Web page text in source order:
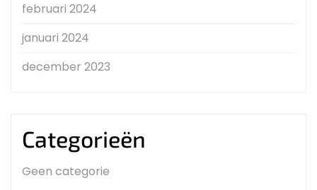
februari 2024
januari 2024
december 2023
Categorieën
Geen categorie